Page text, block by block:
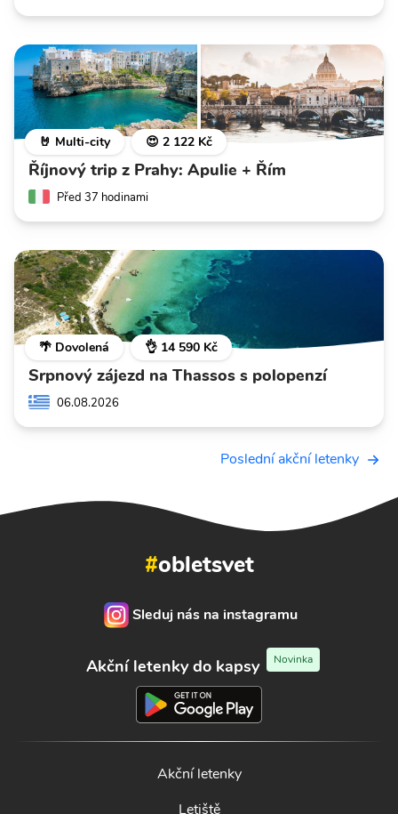
🤘 Multi-city 😍 2 122 Kč
Říjnový trip z Prahy: Apulie + Řím
Před 37 hodinami
🌴 Dovolená 👌 14 590 Kč
Srpnový zájezd na Thassos s polopenzí
06.08.2026
Poslední akční letenky
#obletsvet
Sleduj nás na instagramu
Akční letenky do kapsy Novinka
Akční letenky
Letiště